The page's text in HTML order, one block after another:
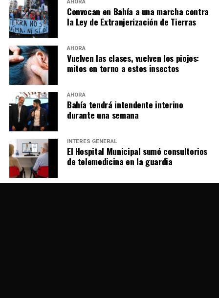
AHORA
Convocan en Bahía a una marcha contra
la Ley de Extranjerización de Tierras
AHORA
Vuelven las clases, vuelven los piojos:
mitos en torno a estos insectos
AHORA
Bahía tendrá intendente interino
durante una semana
INTERÉS GENERAL
El Hospital Municipal sumó consultorios
de telemedicina en la guardia